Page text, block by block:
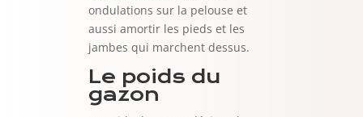
ondulations sur la pelouse et
aussi amortir les pieds et les
jambes qui marchent dessus.
Le poids du
gazon